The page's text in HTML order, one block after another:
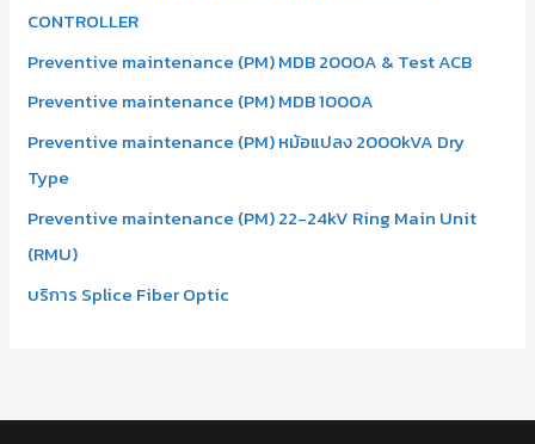
CONTROLLER
Preventive maintenance (PM) MDB 2000A & Test ACB
Preventive maintenance (PM) MDB 1000A
Preventive maintenance (PM) หม้อแปลง 2000kVA Dry
Type
Preventive maintenance (PM) 22-24kV Ring Main Unit
(RMU)
บริการ Splice Fiber Optic